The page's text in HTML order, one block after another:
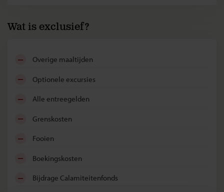
Wat is exclusief?
overige maaltijden
optionele excursies
alle entreegelden
grenskosten
fooien
boekingskosten
bijdrage Calamiteitenfonds